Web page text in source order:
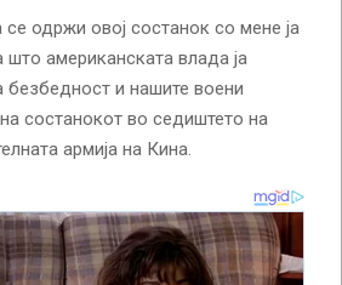
одржи овој состанок со мене ја
американската влада ја
безбедност и нашите воени
состанокот во седиштето на
армија на Кина.